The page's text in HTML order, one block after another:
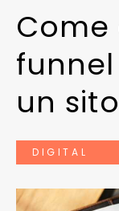
Come
funnel
un sito
DIGITAL